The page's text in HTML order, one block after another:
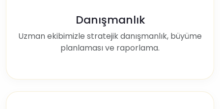
Danışmanlık
Uzman ekibimizle stratejik danışmanlık, büyüme
planlaması ve raporlama.